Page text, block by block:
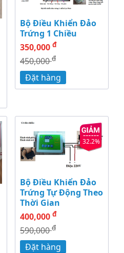
Bộ Điều Khiển Đảo
Trứng 1 Chiều
350,000 đ
450,000đ
Đặt hàng
32.2%
Bộ Điều Khiển Đảo
Trứng Tự Động Theo
Thời Gian
400,000 đ
590,000đ
Đặt hàng